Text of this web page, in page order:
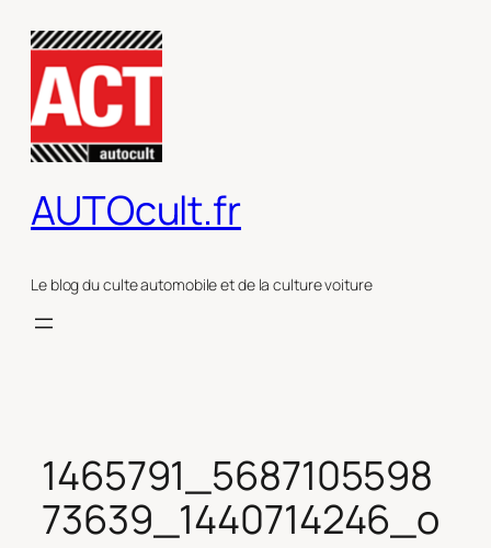
contenu
AUTOcult.fr
Le blog du culte automobile et de la culture voiture
1465791_5687105598
73639_1440714246_o